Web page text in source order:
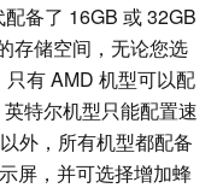
备了 16GB 或 32GB
存储空间，无论您选
有 AMD 机型可以配
特尔机型只能配置速
外，所有机型都配备
屏，并可选择增加蜂